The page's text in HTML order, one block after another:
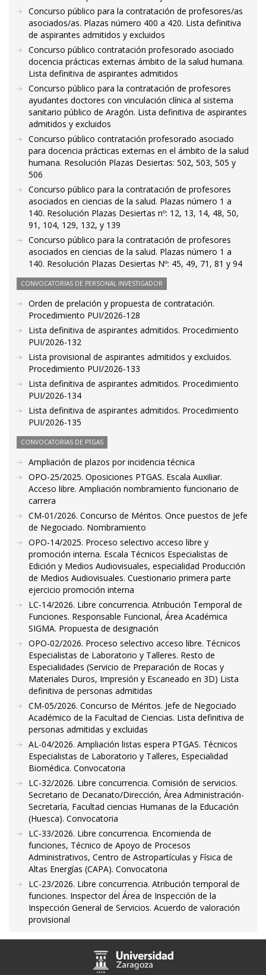
Concurso público para la contratación de profesores/as
asociados/as. Plazas número 400 a 420. Lista definitiva
de aspirantes admitidos y excluidos
Concurso público contratación profesorado asociado
docencia prácticas externas ámbito de la salud humana.
Lista definitiva de aspirantes admitidos
Concurso público para la contratación de profesores
ayudantes doctores con vinculación clínica al sistema
sanitario público de Aragón. Lista definitiva de aspirantes
admitidos y excluidos
Concurso público contratación profesorado asociado
para docencia prácticas externas en el ámbito de la salud
humana. Resolución Plazas Desiertas: 502, 503, 505 y
506
Concurso público para la contratación de profesores
asociados en ciencias de la salud. Plazas número 1 a
140. Resolución Plazas Desiertas nº: 12, 13, 14, 48, 50,
91, 104, 129, 132, y 139
Concurso público para la contratación de profesores
asociados en ciencias de la salud. Plazas número 1 a
140. Resolución Plazas Desiertas Nº: 45, 49, 71, 81 y 94
CONVOCATORIAS DE PERSONAL INVESTIGADOR
Orden de prelación y propuesta de contratación.
Procedimiento PUI/2026-128
Lista definitiva de aspirantes admitidos. Procedimiento
PUI/2026-132
Lista provisional de aspirantes admitidos y excluidos.
Procedimiento PUI/2026-133
Lista definitiva de aspirantes admitidos. Procedimiento
PUI/2026-134
Lista definitiva de aspirantes admitidos. Procedimiento
PUI/2026-135
CONVOCATORIAS DE PTGAS
Ampliación de plazos por incidencia técnica
OPO-25/2025. Oposiciones PTGAS. Escala Auxiliar.
Acceso libre. Ampliación nombramiento funcionario de
carrera
CM-01/2026. Concurso de Méritos. Once puestos de Jefe
de Negociado. Nombramiento
OPO-14/2025. Proceso selectivo acceso libre y
promoción interna. Escala Técnicos Especialistas de
Edición y Medios Audiovisuales, especialidad Producción
de Medios Audiovisuales. Cuestionario primera parte
ejercicio promoción interna
LC-14/2026. Libre concurrencia. Atribución Temporal de
Funciones. Responsable Funcional, Área Académica
SIGMA. Propuesta de designación
OPO-02/2026. Proceso selectivo acceso libre. Técnicos
Especialistas de Laboratorio y Talleres. Resto de
Especialidades (Servicio de Preparación de Rocas y
Materiales Duros, Impresión y Escaneado en 3D) Lista
definitiva de personas admitidas
CM-05/2026. Concurso de Méritos. Jefe de Negociado
Académico de la Facultad de Ciencias. Lista definitiva de
personas admitidas y excluidas
AL-04/2026. Ampliación listas espera PTGAS. Técnicos
Especialistas de Laboratorio y Talleres, Especialidad
Biomédica. Convocatoria
LC-32/2026. Libre concurrencia. Comisión de servicios.
Secretario de Decanato/Dirección, Área Administración-
Secretaría, Facultad ciencias Humanas de la Educación
(Huesca). Convocatoria
LC-33/2026. Libre concurrencia. Encomienda de
funciones, Técnico de Apoyo de Procesos
Administrativos, Centro de Astropartículas y Física de
Altas Energías (CAPA). Convocatoria
LC-23/2026. Libre concurrencia. Atribución temporal de
funciones. Inspector del Área de Inspección de la
Inspección General de Servicios. Acuerdo de valoración
provisional